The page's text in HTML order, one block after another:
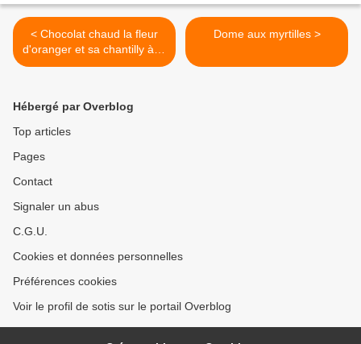
< Chocolat chaud la fleur
d'oranger et sa chantilly à la
myrtille {rien que ça!!}
Dome aux myrtilles >
Hébergé par Overblog
Top articles
Pages
Contact
Signaler un abus
C.G.U.
Cookies et données personnelles
Préférences cookies
Voir le profil de sotis sur le portail Overblog